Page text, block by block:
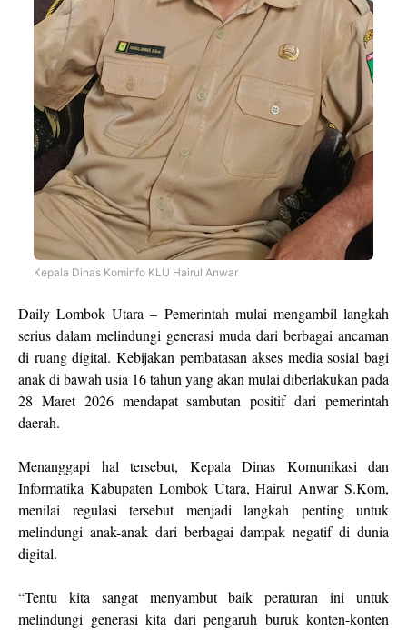
Kepala Dinas Kominfo KLU Hairul Anwar
Daily Lombok Utara – Pemerintah mulai mengambil langkah
serius dalam melindungi generasi muda dari berbagai ancaman
di ruang digital. Kebijakan pembatasan akses media sosial bagi
anak di bawah usia 16 tahun yang akan mulai diberlakukan pada
28 Maret 2026 mendapat sambutan positif dari pemerintah
daerah.
Menanggapi hal tersebut, Kepala Dinas Komunikasi dan
Informatika Kabupaten Lombok Utara, Hairul Anwar S.Kom,
menilai regulasi tersebut menjadi langkah penting untuk
melindungi anak-anak dari berbagai dampak negatif di dunia
digital.
“Tentu kita sangat menyambut baik peraturan ini untuk
melindungi generasi kita dari pengaruh buruk konten-konten